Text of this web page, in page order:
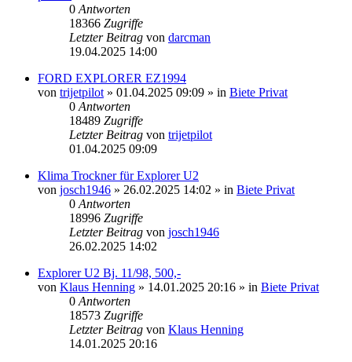
0 Antworten
18366 Zugriffe
Letzter Beitrag von darcman
19.04.2025 14:00
FORD EXPLORER EZ1994
von trijetpilot » 01.04.2025 09:09 » in Biete Privat
0 Antworten
18489 Zugriffe
Letzter Beitrag von trijetpilot
01.04.2025 09:09
Klima Trockner für Explorer U2
von josch1946 » 26.02.2025 14:02 » in Biete Privat
0 Antworten
18996 Zugriffe
Letzter Beitrag von josch1946
26.02.2025 14:02
Explorer U2 Bj. 11/98, 500,-
von Klaus Henning » 14.01.2025 20:16 » in Biete Privat
0 Antworten
18573 Zugriffe
Letzter Beitrag von Klaus Henning
14.01.2025 20:16